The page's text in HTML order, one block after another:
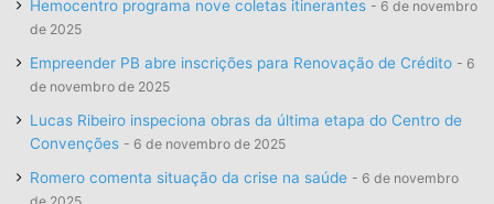
Hemocentro programa nove coletas itinerantes
6 de novembro
de 2025
Empreender PB abre inscrições para Renovação de Crédito
6
de novembro de 2025
Lucas Ribeiro inspeciona obras da última etapa do Centro de
Convenções
6 de novembro de 2025
Romero comenta situação da crise na saúde
6 de novembro